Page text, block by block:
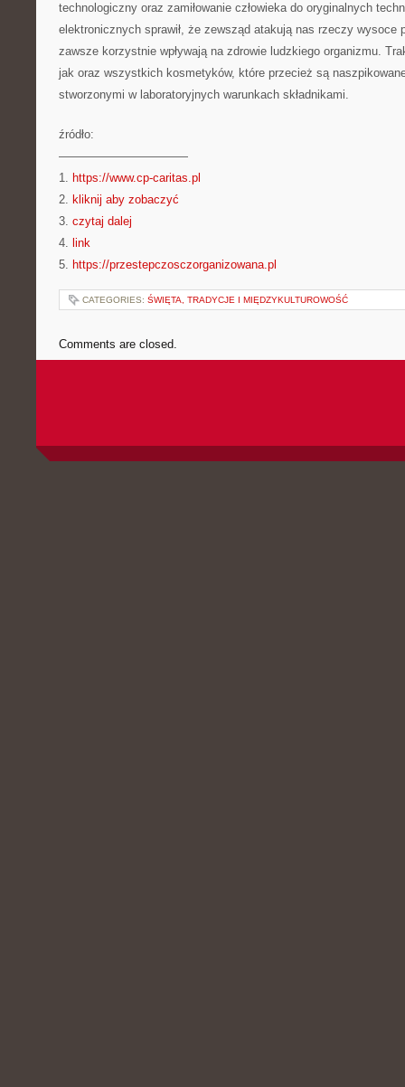
technologiczny oraz zamiłowanie człowieka do oryginalnych
elektronicznych sprawił, że zewsząd atakują nas rzeczy wysoce
zawsze korzystnie wpływają na zdrowie ludzkiego organizmu.
jak oraz wszystkich kosmetyków, które przecież są
stworzonymi w laboratoryjnych warunkach składnikami.
źródło:
———————————
1. https://www.cp-caritas.pl
2. kliknij aby zobaczyć
3. czytaj dalej
4. link
5. https://przestepczosczorganizowana.pl
CATEGORIES: ŚWIĘTA, TRADYCJE I MIĘDZYKULTUROWOŚĆ
Comments are closed.